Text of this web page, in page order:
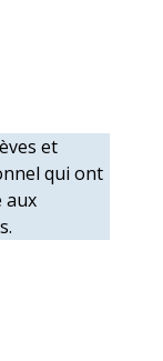
et
qui ont
aux